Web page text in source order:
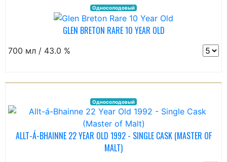
Односолодовый
GLEN BRETON RARE 10 YEAR OLD
700 мл / 43.0 %
Односолодовый
ALLT-Á-BHAINNE 22 YEAR OLD 1992 - SINGLE CASK (MASTER OF
MALT)